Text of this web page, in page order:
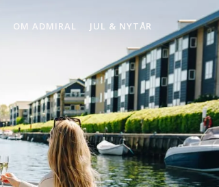
OM ADMIRAL JUL & NYTÅR